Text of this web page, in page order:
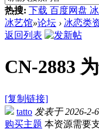
热搜: 下载 百度网盘
冰艺馆»论坛 › 冰恋类
返回列表
CN-2883
[复制链接]
tatto 发表于 2026-2-
购买主题 本资源需要